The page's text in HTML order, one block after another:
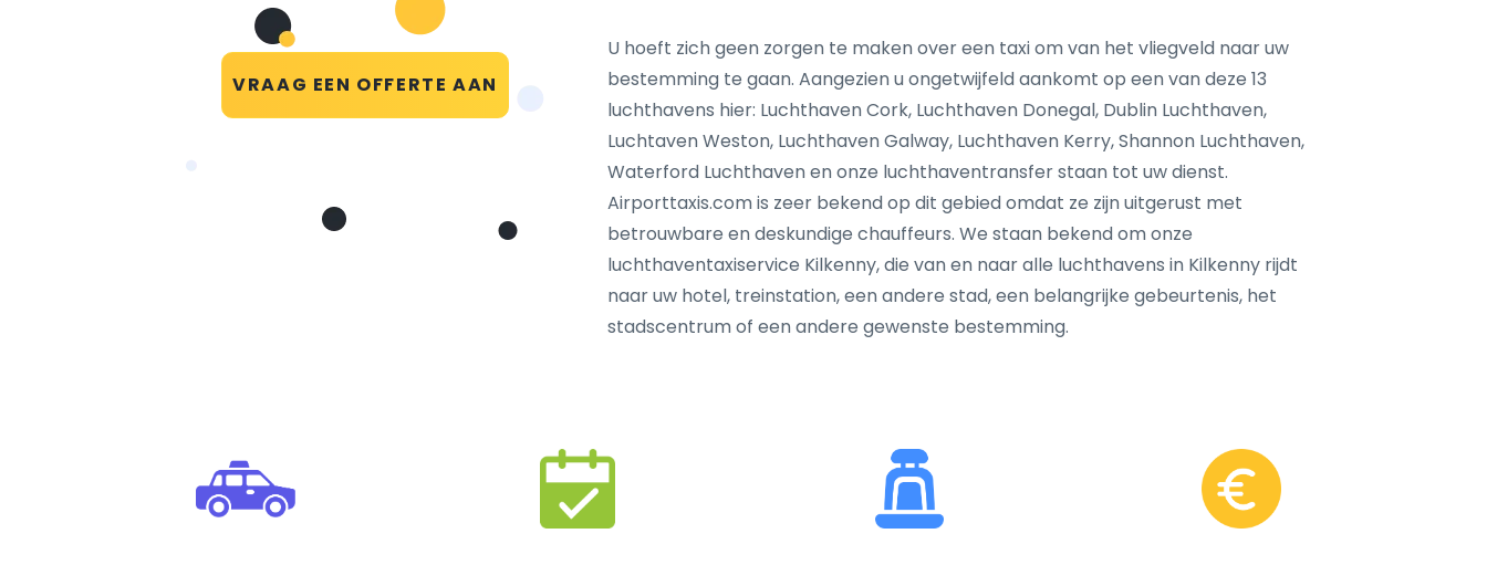
VRAAG EEN OFFERTE AAN
U hoeft zich geen zorgen te maken over een taxi om van het vliegveld naar uw
bestemming te gaan. Aangezien u ongetwijfeld aankomt op een van deze 13
luchthavens hier: Luchthaven Cork, Luchthaven Donegal, Dublin Luchthaven,
Luchtaven Weston, Luchthaven Galway, Luchthaven Kerry, Shannon Luchthaven,
Waterford Luchthaven en onze luchthaventransfer staan tot uw dienst.
Airporttaxis.com is zeer bekend op dit gebied omdat ze zijn uitgerust met
betrouwbare en deskundige chauffeurs. We staan bekend om onze
luchthaventaxiservice Kilkenny, die van en naar alle luchthavens in Kilkenny rijdt
naar uw hotel, treinstation, een andere stad, een belangrijke gebeurtenis, het
stadscentrum of een andere gewenste bestemming.